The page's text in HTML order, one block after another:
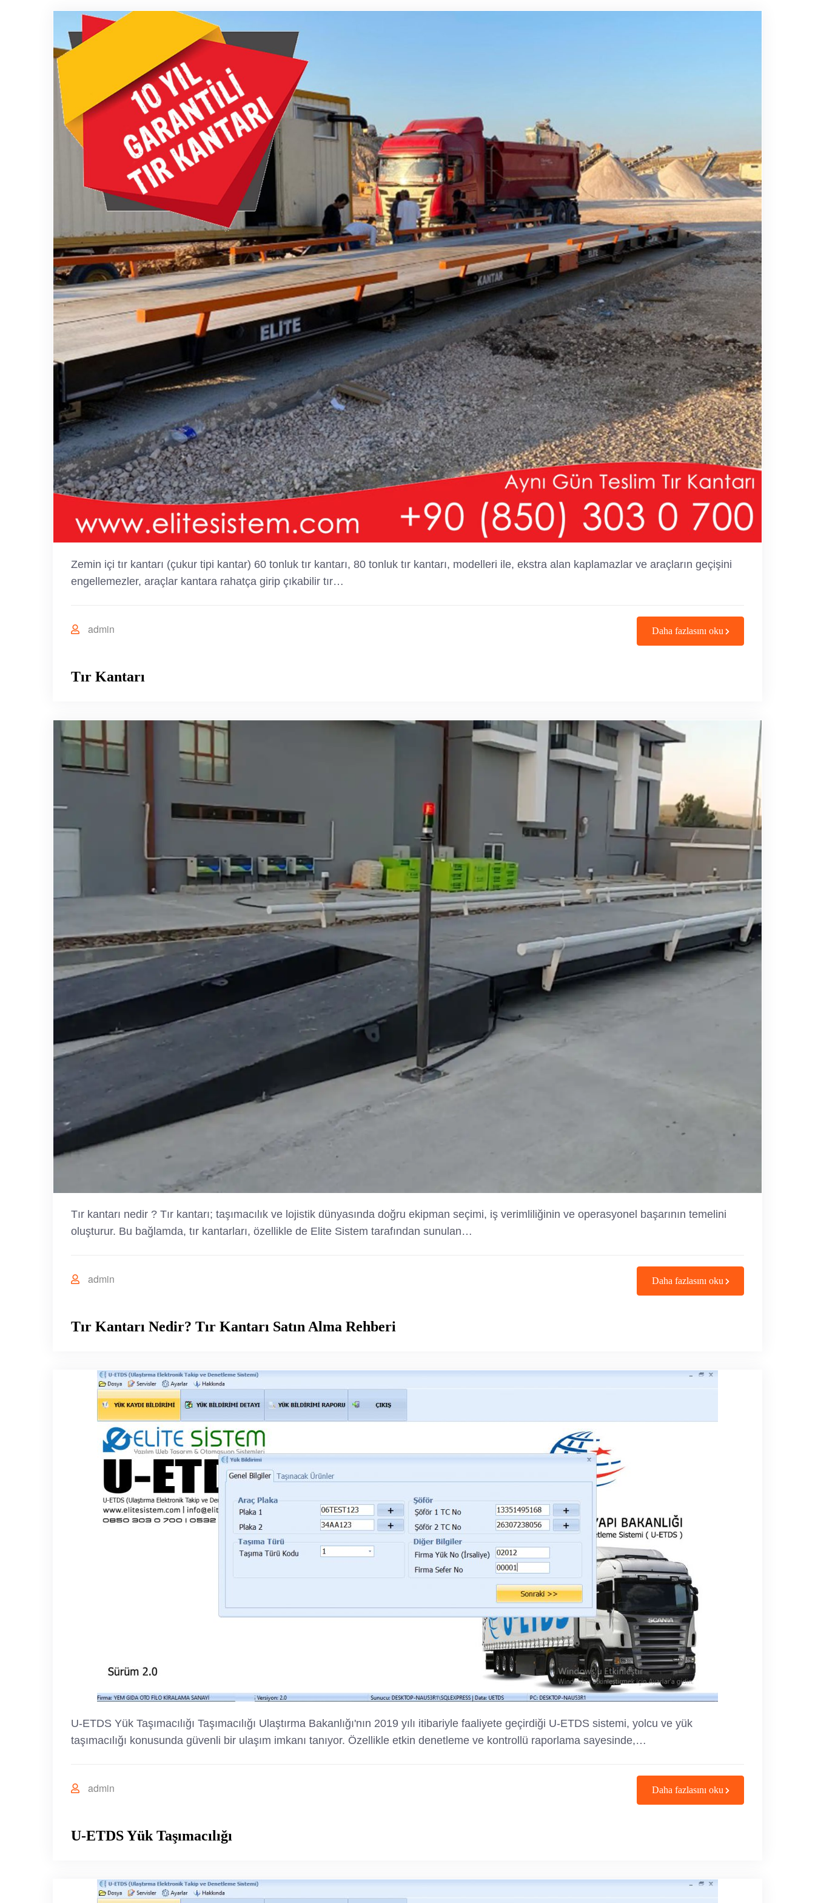
Zemin içi tır kantarı (çukur tipi kantar) 60 tonluk tır kantarı, 80 tonluk tır kantarı, modelleri ile, ekstra alan kaplamazlar ve araçların geçişini
engellemezler, araçlar kantara rahatça girip çıkabilir tır…
admin Daha fazlasını oku
Tır Kantarı
Tır kantarı nedir ? Tır kantarı; taşımacılık ve lojistik dünyasında doğru ekipman seçimi, iş verimliliğinin ve operasyonel başarının temelini
oluşturur. Bu bağlamda, tır kantarları, özellikle de Elite Sistem tarafından sunulan…
admin Daha fazlasını oku
Tır Kantarı Nedir? Tır Kantarı Satın Alma Rehberi
U-ETDS Yük Taşımacılığı Taşımacılığı Ulaştırma Bakanlığı'nın 2019 yılı itibariyle faaliyete geçirdiği U-ETDS sistemi, yolcu ve yük
taşımacılığı konusunda güvenli bir ulaşım imkanı tanıyor. Özellikle etkin denetleme ve kontrollü raporlama sayesinde,…
admin Daha fazlasını oku
U-ETDS Yük Taşımacılığı